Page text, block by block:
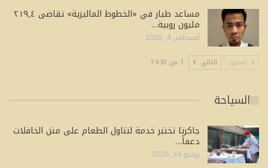
مساعد طيار في «الخطوط الماليزية» تقاضى ٢١٩٫٤
مليون روبية…
أغسطس 4, 2026
السابق التالي 1 من 1٬630
السياحة
جاكرتا تختبر خدمة لتناول الطعام على متن الحافلات
دعماً…
يوليو 24, 2026